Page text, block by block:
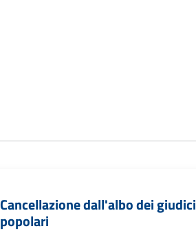
Cancellazione dall'albo dei giudici
popolari